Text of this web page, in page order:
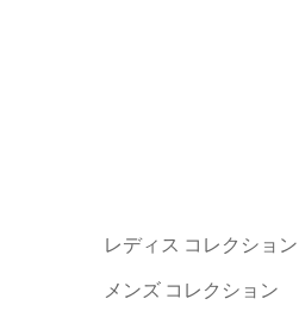
レディス コレクション
メンズ コレクション